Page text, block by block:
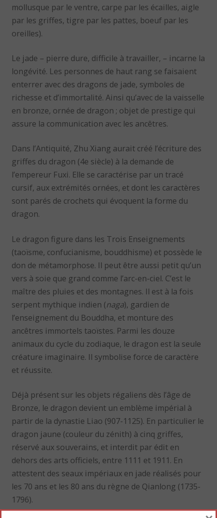
mollusque par le ventre, carpe par les écailles, aigle
par les griffes, tigre par les pattes, boeuf par les
oreilles).
Le jade – pierre dure, difficile à travailler, – incarne la
longévité. Les personnes de haut rang se faisaient
enterrer avec des dragons de jade, symboles de
richesse et d’immortalité. Ainsi qu’avec de la vaisselle
en bronze, ornée de dragon ; objet de prestige qui
assure la communication avec les ancêtres.
Dans l’Antiquité, Zhu Xiang aurait créé l’écriture des
griffes du dragon (4e siècle) à la demande de
l’empereur Fuxi. Elle se caractérise par un tracé
cursif, aux extrémités ornées, et dont les caractères
sont parés de crochets qui évoquent la forme du
dragon.
Le dragon figure dans les Trois Enseignements
(taoïsme, confucianisme, bouddhisme) et possède le
don de métamorphose. Il peut être aussi petit qu’un
vers à soie que grand comme l’arc-en-ciel. C’est le
maître des pluies et des montagnes. Il est à la fois
serpent mythique indien (naga), gardien de
l’enseignement du Bouddha, et monture des
ancêtres immortels taoïstes. Parmi les douze
animaux du cycle du zodiaque, le dragon est la seule
créature imaginaire. Il symbolise force de caractère
et réussite.
Déjà présent sur les objets régaliens dès l’âge de
Bronze, le dragon devient un emblème impérial à
partir de la dynastie Liao (907-1125). En particulier le
dragon jaune (couleur du zénith) à cinq griffes,
réservé aux souverains, et interdit par édit en
dehors des arts officiels, entre 1111 et 1911. En
attestent des seaux impériaux en jade réalisés pour
les 70 ans et les 80 ans du règne de Qianlong (1735-
1796).